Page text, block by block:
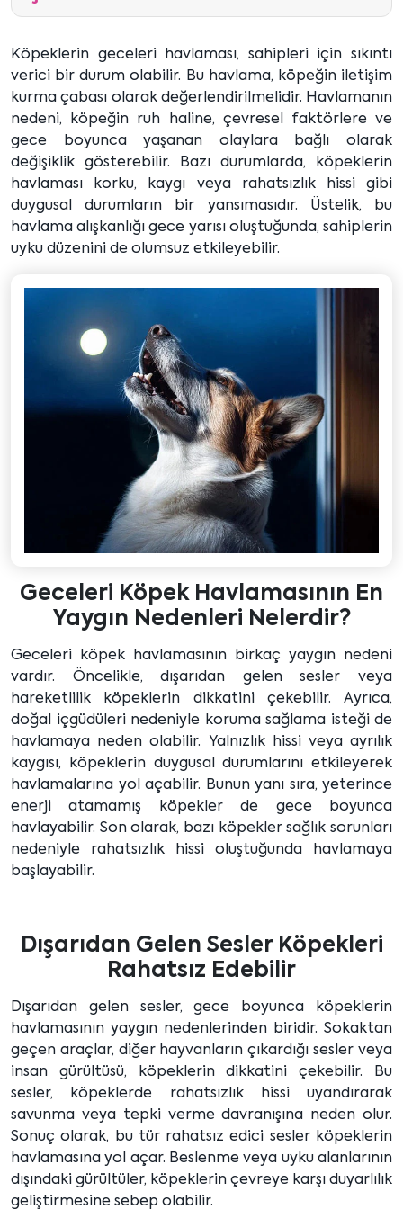
Köpeklerin geceleri havlaması, sahipleri için sıkıntı
verici bir durum olabilir. Bu havlama, köpeğin iletişim
kurma çabası olarak değerlendirilmelidir. Havlamanın
nedeni, köpeğin ruh haline, çevresel faktörlere ve
gece boyunca yaşanan olaylara bağlı olarak
değişiklik gösterebilir. Bazı durumlarda, köpeklerin
havlaması korku, kaygı veya rahatsızlık hissi gibi
duygusal durumların bir yansımasıdır. Üstelik, bu
havlama alışkanlığı gece yarısı oluştuğunda, sahiplerin
uyku düzenini de olumsuz etkileyebilir.
Geceleri Köpek Havlamasının En
Yaygın Nedenleri Nelerdir?
Geceleri köpek havlamasının birkaç yaygın nedeni
vardır. Öncelikle, dışarıdan gelen sesler veya
hareketlilik köpeklerin dikkatini çekebilir. Ayrıca,
doğal içgüdüleri nedeniyle koruma sağlama isteği de
havlamaya neden olabilir. Yalnızlık hissi veya ayrılık
kaygısı, köpeklerin duygusal durumlarını etkileyerek
havlamalarına yol açabilir. Bunun yanı sıra, yeterince
enerji atamamış köpekler de gece boyunca
havlayabilir. Son olarak, bazı köpekler sağlık sorunları
nedeniyle rahatsızlık hissi oluştuğunda havlamaya
başlayabilir.
Dışarıdan Gelen Sesler Köpekleri
Rahatsız Edebilir
Dışarıdan gelen sesler, gece boyunca köpeklerin
havlamasının yaygın nedenlerinden biridir. Sokaktan
geçen araçlar, diğer hayvanların çıkardığı sesler veya
insan gürültüsü, köpeklerin dikkatini çekebilir. Bu
sesler, köpeklerde rahatsızlık hissi uyandırarak
savunma veya tepki verme davranışına neden olur.
Sonuç olarak, bu tür rahatsız edici sesler köpeklerin
havlamasına yol açar. Beslenme veya uyku alanlarının
dışındaki gürültüler, köpeklerin çevreye karşı duyarlılık
geliştirmesine sebep olabilir.